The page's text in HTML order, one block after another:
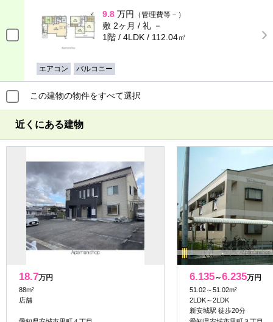
9.8 万円 （管理費等－）
敷 2ヶ月 / 礼 －
1階 / 4LDK / 112.04㎡
エアコン バルコニー
この建物の物件をすべて選択
近くにある建物
18.7万円
88m²
店舗
6.135～6.235万円
51.02～51.02m²
2LDK～2LDK
新安城駅 徒歩20分